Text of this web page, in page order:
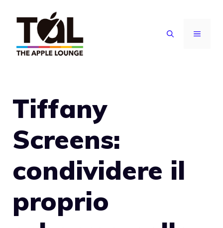
contenuto
MENU
Tiffany
Screens:
condividere il
proprio